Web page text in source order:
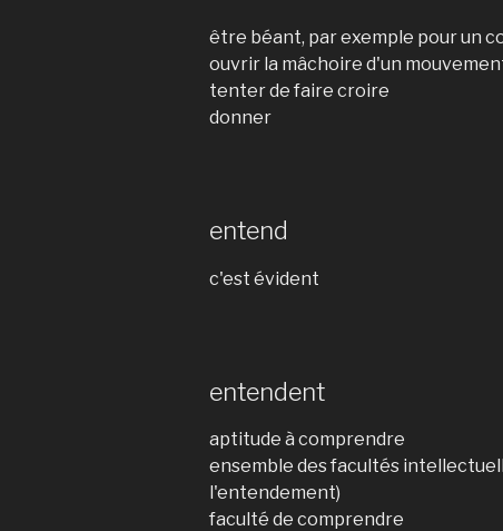
être béant, par exemple pour un
ouvrir la mâchoire d'un
tenter de faire croire
donner
entend
c'est évident
entendent
aptitude à comprendre
ensemble des facultés
l'entendement)
faculté de comprendre